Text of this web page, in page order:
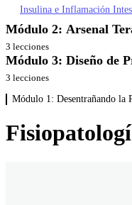
Insulina e Inflamación
Módulo 2: Arsenal
Suplementación Metabólica
3 lecciones
Módulo 3: ​Diseño de
3 lecciones
​Módulo 1: Desentrañando la